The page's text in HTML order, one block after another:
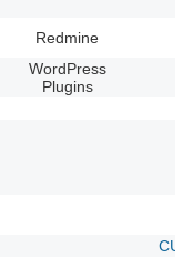
Redmine
WordPress
Plugins